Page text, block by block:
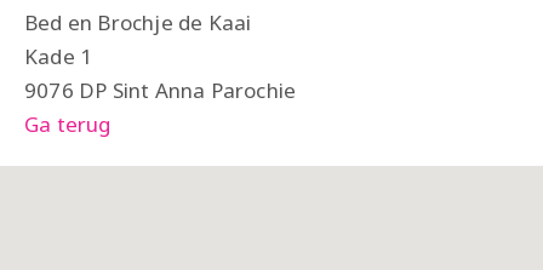
Bed en Brochje de Kaai
Kade 1
9076 DP Sint Anna Parochie
Ga terug